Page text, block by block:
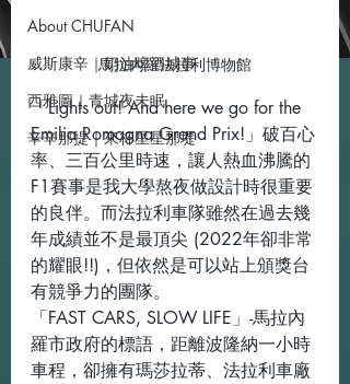
About CHUFAN
威斯康辛｜奶油啤酒城事
西雅圖｜青城夜未眠
辛辛那提｜來杯星星那堤
馬拉內羅法拉利博物館
「Lights out! And here we go for the
Emilia Romagna Grand Prix!」破百心
率、三百公里時速，讓人熱血沸騰的
F1賽事是我大學熬夜做設計時很重要
的良伴。而法拉利車隊雖然在過去幾
年成績並不是最頂尖 (2022年卻非常
的耀眼!!)，但依然是可以站上頒獎台
有競爭力的團隊。
「FAST CARS, SLOW LIFE」-馬拉內
羅市政府的標語，距離波隆納一小時
車程，卻擁有瑪莎拉蒂、法拉利車廠